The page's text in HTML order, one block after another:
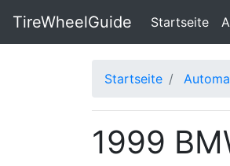
TireWheelGuide Startseite
Startseite
1999